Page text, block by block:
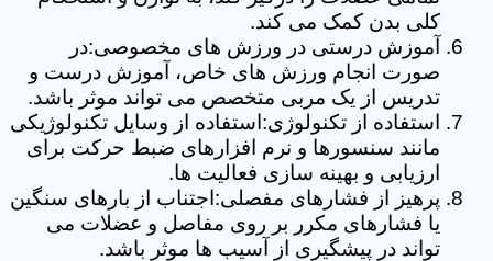
کلی بدن کمک می کند.
آموزش درستی در ورزش های مخصوصی:در
صورت انجام ورزش های خاص، آموزش درست و
تدریس از یک مربی متخصص می تواند موثر باشد.
استفاده از تکنولوژی:استفاده از وسایل تکنولوژیکی
مانند سنسورها و نرم افزارهای ضبط حرکت برای
ارزیابی و بهینه سازی فعالیت ها.
پرهیز از فشارهای مفصلی:اجتناب از بارهای سنگین
یا فشارهای مکرر بر روی مفاصل و عضلات می
تواند در پیشگیری از آسیب ها موثر باشد.